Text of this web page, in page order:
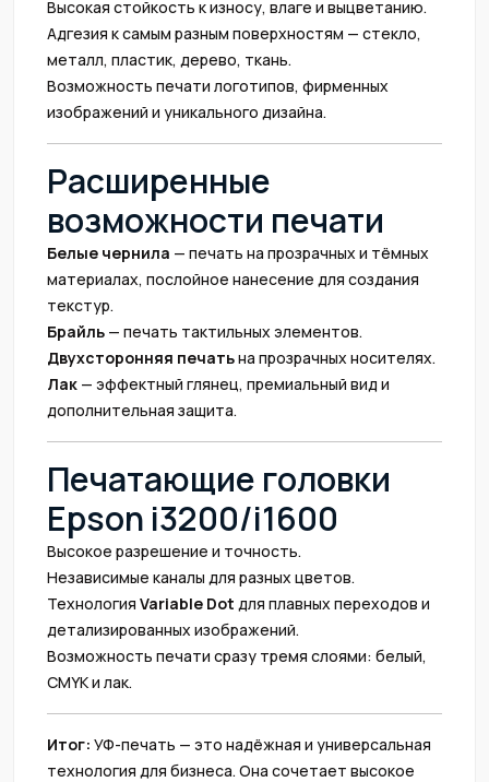
Высокая стойкость к износу, влаге и выцветанию.
Адгезия к самым разным поверхностям — стекло,
металл, пластик, дерево, ткань.
Возможность печати логотипов, фирменных
изображений и уникального дизайна.
Расширенные
возможности печати
Белые чернила — печать на прозрачных и тёмных
материалах, послойное нанесение для создания
текстур.
Брайль — печать тактильных элементов.
Двухсторонняя печатьна прозрачных носителях.
Лак — эффектный глянец, премиальный вид и
дополнительная защита.
Печатающие головки
Epson i3200/i1600
Высокое разрешение и точность.
Независимые каналы для разных цветов.
Технология Variable Dot для плавных переходов и
детализированных изображений.
Возможность печати сразу тремя слоями: белый,
CMYK и лак.
Итог: УФ-печать — это надёжная и универсальная
технология для бизнеса. Она сочетает высокое